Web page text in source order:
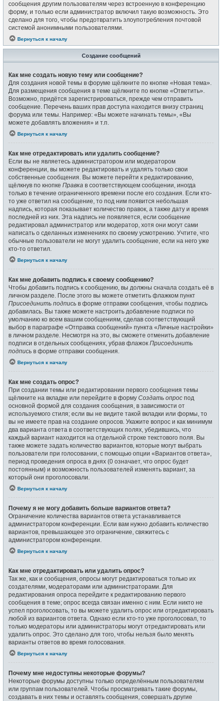
сообщения другим пользователям через встроенную в конференцию
форму, и только если администратор включил такую возможность. Это
сделано для того, чтобы предотвратить злоупотребления почтовой
системой анонимными пользователями.
Вернуться к началу
Создание сообщений
Как мне создать новую тему или сообщение?
Для создания новой темы в форуме щёлкните по кнопке «Новая тема».
Для размещения сообщения в теме щёлкните по кнопке «Ответить».
Возможно, придётся зарегистрироваться, прежде чем отправить
сообщение. Перечень ваших прав доступа находится внизу страниц
форума или темы. Например: «Вы можете начинать темы», «Вы
можете добавлять вложения» и т.п.
Вернуться к началу
Как мне отредактировать или удалить сообщение?
Если вы не являетесь администратором или модератором
конференции, вы можете редактировать и удалять только свои
собственные сообщения. Вы можете перейти к редактированию,
щёлкнув по кнопке Правка в соответствующем сообщении, иногда
только в течение ограниченного времени после его создания. Если кто-
то уже ответил на сообщение, то под ним появится небольшая
надпись, которая показывает количество правок, а также дату и время
последней из них. Эта надпись не появляется, если сообщение
редактировал администратор или модератор, хотя они могут сами
написать о сделанных изменениях по своему усмотрению. Учтите, что
обычные пользователи не могут удалить сообщение, если на него уже
кто-то ответил.
Вернуться к началу
Как мне добавить подпись к своему сообщению?
Чтобы добавить подпись к сообщению, вы должны сначала создать её в
личном разделе. После этого вы можете отметить флажком пункт
Присоединить подпись в форме отправки сообщения, чтобы подпись
добавилась. Вы также можете настроить добавление подписи по
умолчанию ко всем вашим сообщениям, сделав соответствующий
выбор в параграфе «Отправка сообщений» пункта «Личные настройки»
в личном разделе. Несмотря на это, вы сможете отменить добавление
подписи в отдельных сообщениях, убрав флажок Присоединить
подпись в форме отправки сообщения.
Вернуться к началу
Как мне создать опрос?
При создании темы или редактировании первого сообщения темы
щёлкните на вкладке или перейдите в форму Создать опрос под
основной формой для создания сообщения, в зависимости от
используемого стиля; если вы не видите такой вкладки или формы, то
вы не имеете прав на создание опросов. Укажите вопрос и как минимум
два варианта ответа в соответствующих полях, убедившись, что
каждый вариант находится на отдельной строке текстового поля. Вы
также можете задать количество вариантов, которые могут выбрать
пользователи при голосовании, с помощью опции «Вариантов ответа»,
период проведения опроса в днях (0 означает, что опрос будет
постоянным) и возможность пользователей изменять вариант, за
который они проголосовали.
Вернуться к началу
Почему я не могу добавить больше вариантов ответа?
Ограничение количества вариантов ответа устанавливается
администратором конференции. Если вам нужно добавить количество
вариантов, превышающее это ограничение, свяжитесь с
администратором конференции.
Вернуться к началу
Как мне отредактировать или удалить опрос?
Так же, как и сообщения, опросы могут редактироваться только их
создателями, модераторами или администраторами. Для
редактирования опроса перейдите к редактированию первого
сообщения в теме; опрос всегда связан именно с ним. Если никто не
успел проголосовать, то вы можете удалить опрос или отредактировать
любой из вариантов ответа. Однако если кто-то уже проголосовал, то
только модераторы или администраторы могут отредактировать или
удалить опрос. Это сделано для того, чтобы нельзя было менять
варианты ответов во время голосования.
Вернуться к началу
Почему мне недоступны некоторые форумы?
Некоторые форумы доступны только определённым пользователям
или группам пользователей. Чтобы просматривать такие форумы,
создавать в них темы и оставлять сообщения, совершать другие